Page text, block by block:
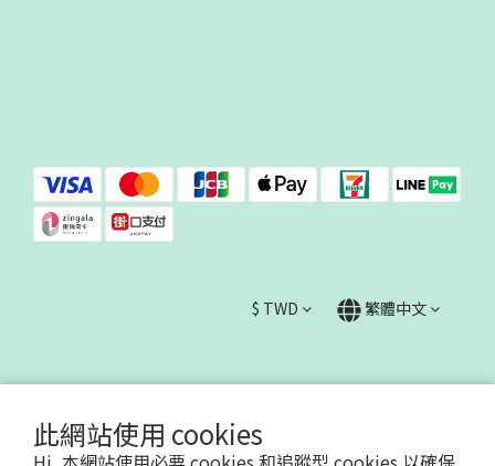
此網站使用 cookies
$ TWD 繁體中文